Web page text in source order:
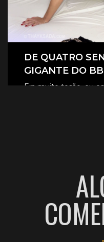
DE QUATRO
GIGANTE DO
Era muito tesão, eu